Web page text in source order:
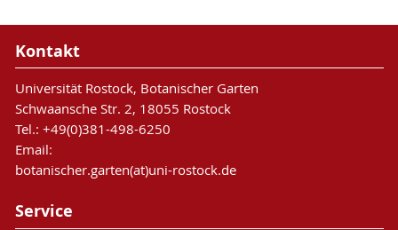
Kontakt
Universität Rostock, Botanischer Garten
Schwaansche Str. 2, 18055 Rostock
Tel.: +49(0)381-498-6250
Email:
botanischer.garten(at)uni-rostock.de
Service